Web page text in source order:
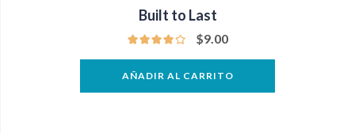
Built to Last
$9.00
AÑADIR AL CARRITO